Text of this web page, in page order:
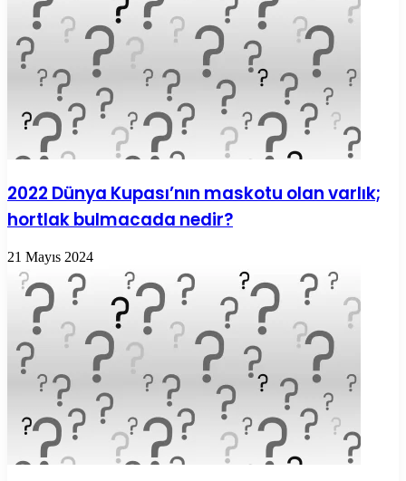
2022 Dünya Kupası’nın maskotu olan varlık;
hortlak bulmacada nedir?
21 Mayıs 2024